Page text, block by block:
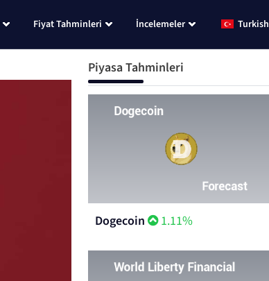
Fiyat Tahminleri İncelemeler Turkish
Piyasa Tahminleri
Dogecoin 1.11%